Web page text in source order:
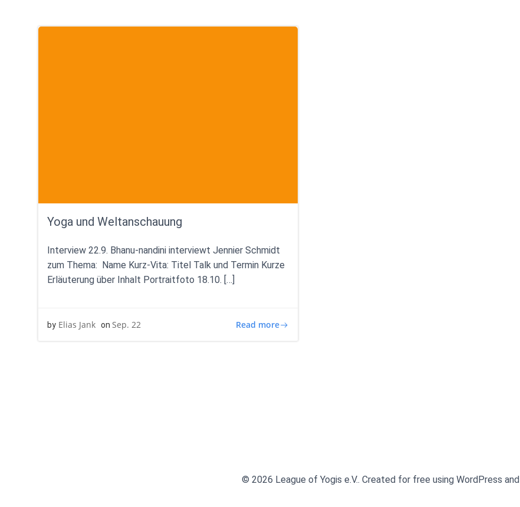
Yoga und Weltanschauung
Interview 22.9. Bhanu-nandini interviewt Jennier Schmidt
zum Thema: Name Kurz-Vita: Titel Talk und Termin Kurze
Erläuterung über Inhalt Portraitfoto 18.10. […]
by Elias Jank on Sep. 22 Read more
© 2026 League of Yogis e.V.. Created for free using WordPress and